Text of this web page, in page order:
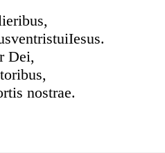
Dei,
nostrae.